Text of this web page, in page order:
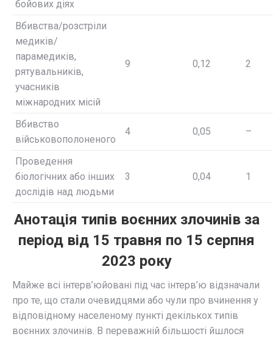
бойових діях
Вбивства/розстріли
медиків/
парамедиків,
рятувальників,
учасників
міжнародних місій
9 0,12 2
Вбивство
військовополоненого
4 0,05 –
Проведення
біологічних або інших
дослідів над людьми
3 0,04 1
Анотація типів воєнних злочинів за
період від 15 травня по 15 серпня
2023 року
Майже всі інтерв’юйовані під час інтерв’ю відзначали
про те, що стали очевидцями або чули про вчинення у
відповідному населеному пункті декількох типів
воєнних злочинів. В переважній більшості йшлося